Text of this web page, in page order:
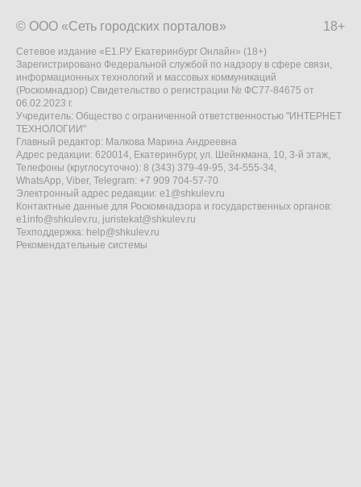
18+
© ООО «Сеть городских порталов»
Сетевое издание «Е1.РУ Екатеринбург Онлайн» (18+)
Зарегистрировано Федеральной службой по надзору в сфере связи,
информационных технологий и массовых коммуникаций
(Роскомнадзор) Свидетельство о регистрации № ФС77-84675 от
06.02.2023 г.
Учредитель: Общество с ограниченной ответственностью "ИНТЕРНЕТ
ТЕХНОЛОГИИ"
Главный редактор: Малкова Марина Андреевна
Адрес редакции: 620014, Екатеринбург, ул. Шейнкмана, 10, 3-й этаж,
Телефоны (круглосуточно): 8 (343) 379-49-95, 34-555-34,
WhatsApp, Viber, Telegram: +7 909 704-57-70
Электронный адрес редакции: e1@shkulev.ru
Контактные данные для Роскомнадзора и государственных органов:
e1info@shkulev.ru, juristekat@shkulev.ru
Техподдержка: help@shkulev.ru
Рекомендательные системы